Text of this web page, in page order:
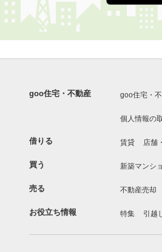
goo住宅・不動産 goo住宅・
個人情報の
借りる 賃貸 店舗
買う 新築マンシ
売る 不動産売却
お役立ち情報 特集 引越